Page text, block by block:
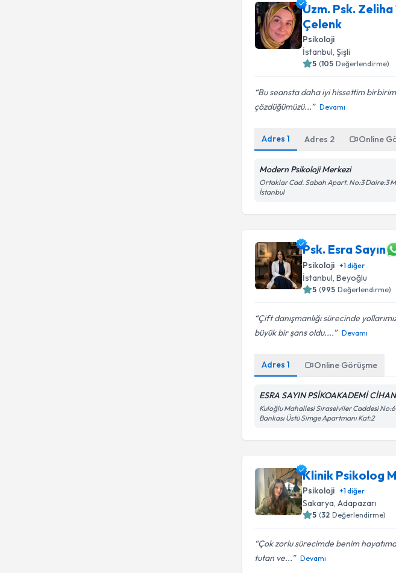
Uzm. Psk.
Çelenk
Psikoloji
İstanbul , Şişli
5 (105 Değerlendirme)
Bu seansta daha iyi hissettim
çözdüğümüzü...
Devamı
Adres1 Adres 2 Online
Modern Psikoloji Merkezi
Ortaklar Cad. Sabah Apart. No:3 Daire:3
İstanbul
Psk. Esra Sayın
Psikoloji +1diğer
İstanbul , Beyoğlu
5 (995 Değerlendirme)
Çift danışmanlığı sürecinde
büyük bir şans oldu....
Devamı
Adres1 Online Görüşme
ESRA SAYIN PSİKOAKADEMİ
Kuloğlu Mahallesi Sıraselviler Caddesi
Bankası Üstü Simge Apartmanı Kat:2
Klinik Psikolog
Psikoloji +1diğer
Sakarya , Adapazarı
5 (32 Değerlendirme)
Çok zorlu sürecimde benim
tutan ve...
Devamı